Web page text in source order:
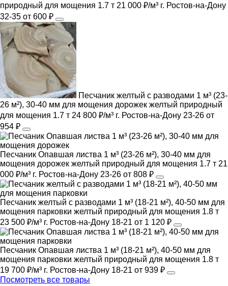
природный для мощения 1.7 т 21 000 ₽/м³ г. Ростов-на-Дону
32-35 от 600 ₽
Песчаник желтый с разводами 1 м³ (23-
26 м²), 30-40 мм для мощения дорожек желтый природный
для мощения 1.7 т 24 800 ₽/м³ г. Ростов-на-Дону 23-26 от
954 ₽
Песчаник Опавшая листва 1 м³ (23-26 м²), 30-40 мм для
мощения дорожек желтый природный для мощения 1.7 т 21
000 ₽/м³ г. Ростов-на-Дону 23-26 от 808 ₽
Песчаник желтый с разводами 1 м³ (18-21 м²), 40-50 мм для
мощения парковки желтый природный для мощения 1.8 т
23 500 ₽/м³ г. Ростов-на-Дону 18-21 от 1 120 ₽
Песчаник Опавшая листва 1 м³ (18-21 м²), 40-50 мм для
мощения парковки желтый природный для мощения 1.8 т
19 700 ₽/м³ г. Ростов-на-Дону 18-21 от 939 ₽
Посмотреть все товары